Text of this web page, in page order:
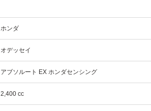
ホンダ
オデッセイ
アブソルート EX ホンダセンシング
2,400 cc